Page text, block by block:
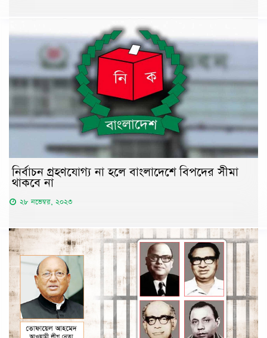
নির্বাচন গ্রহণযোগ্য না হলে বাংলাদেশে বিপদের সীমা
থাকবে না
২৮ নভেম্বর, ২০২৩